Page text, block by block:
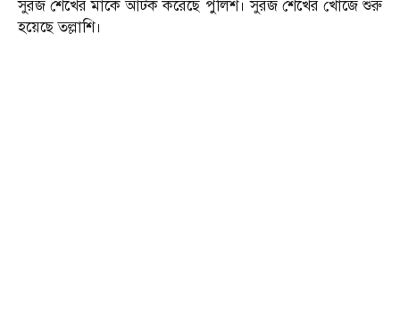
সুরজ শেখের মাকে আটক করেছে পুলিশ। সুরজ শেখের খোঁজে শুরু
হয়েছে তল্লাশি।